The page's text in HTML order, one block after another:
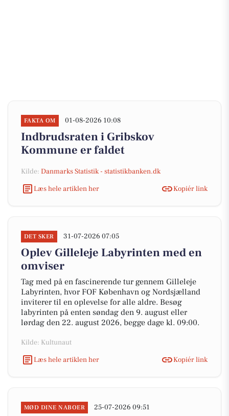
FAKTA OM 01-08-2026 10:08
Indbrudsraten i Gribskov
Kommune er faldet
Kilde: Danmarks Statistik - statistikbanken.dk
Læs hele artiklen her
Kopiér link
DET SKER 31-07-2026 07:05
Oplev Gilleleje Labyrinten med en
omviser
Tag med på en fascinerende tur gennem Gilleleje
Labyrinten, hvor FOF København og Nordsjælland
inviterer til en oplevelse for alle aldre. Besøg
labyrinten på enten søndag den 9. august eller
lørdag den 22. august 2026, begge dage kl. 09:00.
Kilde: Kultunaut
Læs hele artiklen her
Kopiér link
MØD DINE NABOER 25-07-2026 09:51